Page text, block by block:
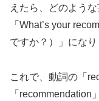
えたら、どのよう
「What’s your
ですか？）」になり
これで、動詞の「
「recommendation